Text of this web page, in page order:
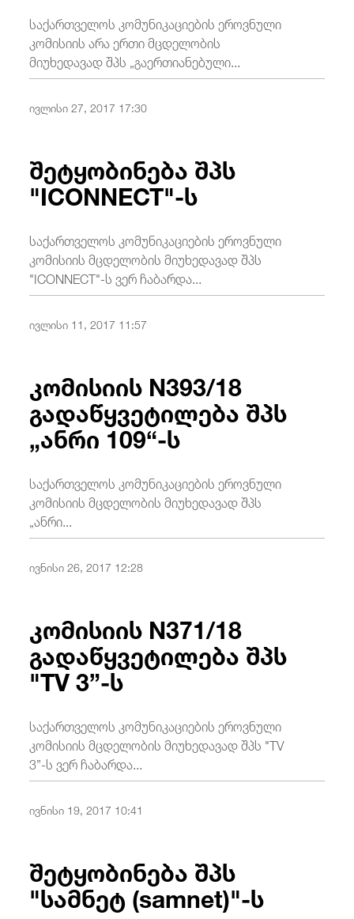
საქართველოს კომუნიკაციების ეროვნული
კომისიის არა ერთი მცდელობის
მიუხედავად შპს „გაერთიანებული...
შეტყობინება შპს
"ICONNECT"-ს
ივლისი 27, 2017 17:30
საქართველოს კომუნიკაციების ეროვნული
კომისიის მცდელობის მიუხედავად შპს
"ICONNECT"-ს ვერ ჩაბარდა...
კომისიის N393/18
გადაწყვეტილება შპს
„ანრი 109“-ს
ივლისი 11, 2017 11:57
საქართველოს კომუნიკაციების ეროვნული
კომისიის მცდელობის მიუხედავად შპს
„ანრი...
კომისიის N371/18
გადაწყვეტილება შპს
"TV 3”-ს
ივნისი 26, 2017 12:28
საქართველოს კომუნიკაციების ეროვნული
კომისიის მცდელობის მიუხედავად შპს "TV
3”-ს ვერ ჩაბარდა...
შეტყობინება შპს
"სამნეტ (samnet)"-ს
ივნისი 19, 2017 10:41